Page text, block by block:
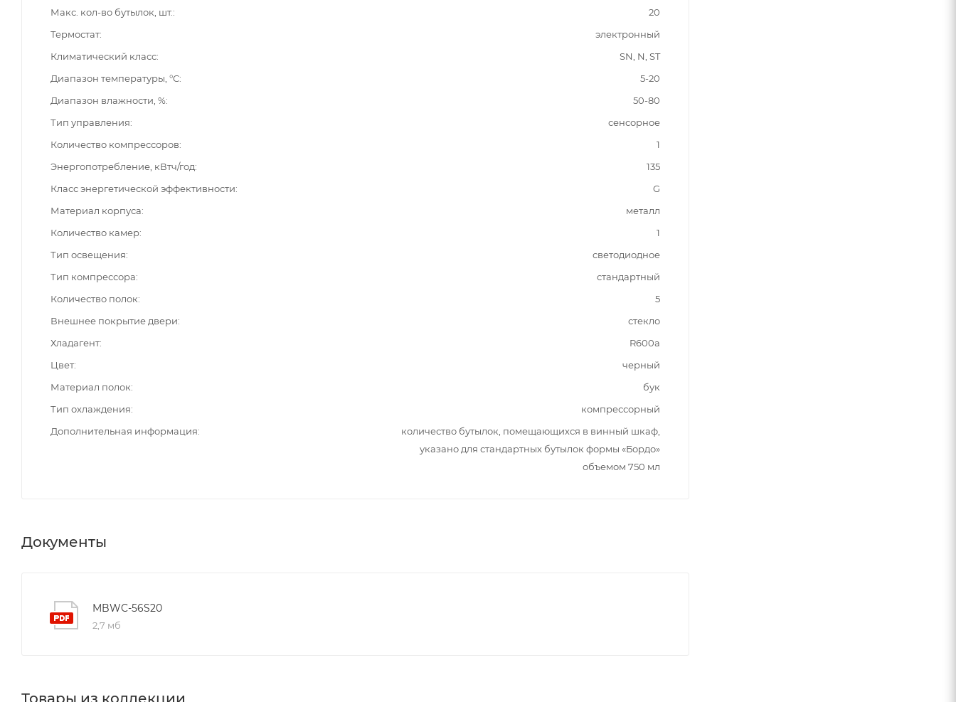
Макс. кол-во бутылок, шт.
20
Термостат
электронный
Климатический класс
SN, N, ST
Диапазон температуры, °C
5-20
Диапазон влажности, %
50-80
Тип управления
сенсорное
Количество компрессоров
1
Энергопотребление, кВтч/год
135
Класс энергетической эффективности
G
Материал корпуса
металл
Количество камер
1
Тип освещения
светодиодное
Тип компрессора
стандартный
Количество полок
5
Внешнее покрытие двери
стекло
Хладагент
R600a
Цвет
черный
Материал полок
бук
Тип охлаждения
компрессорный
Дополнительная информация
количество бутылок, помещающихся в винный шкаф,
указано для стандартных бутылок формы «Бордо»
объемом 750 мл
Документы
MBWC-56S20
2,7 мб
Товары из коллекции